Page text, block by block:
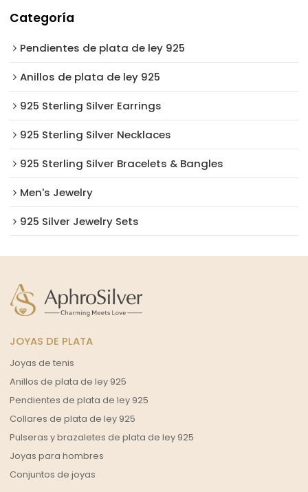
Categoría
Pendientes de plata de ley 925
Anillos de plata de ley 925
925 Sterling Silver Earrings
925 Sterling Silver Necklaces
925 Sterling Silver Bracelets & Bangles
Men's Jewelry
925 Silver Jewelry Sets
JOYAS DE PLATA
Joyas de tenis
Anillos de plata de ley 925
Pendientes de plata de ley 925
Collares de plata de ley 925
Pulseras y brazaletes de plata de ley 925
Joyas para hombres
Conjuntos de joyas